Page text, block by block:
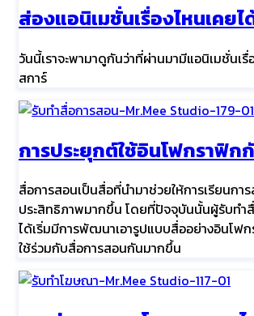
ส่องแอนิเมชั่นเรื่องไหนเคย
วันนี้เราจะพามาดูกันว่าที่ผ่านมามีแอนิเมชั่นเ
สการ์
การประยุกต์ใช้อินโฟกราฟิ
สื่อการสอนเป็นสื่อที่นำมาช่วยให้การเรียนกา
ประสิทธิภาพมากขึ้น โดยที่ปัจจุบันนั้นผู้รับทำ
ได้เริ่มมีการพัฒนาเอารูปแบบสื่ออย่างอินโฟ
ใช้ร่วมกับสื่อการสอนกันมากขึ้น